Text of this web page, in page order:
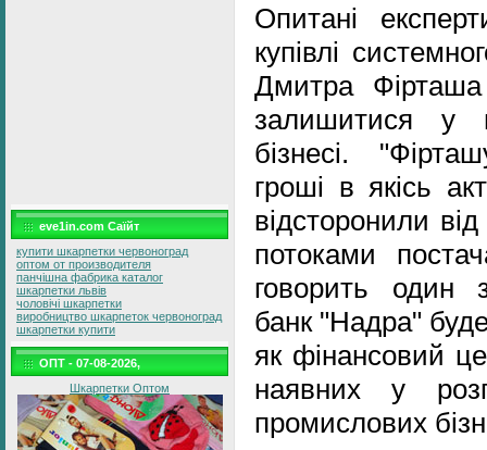
eve1in.com Саїйт
купити шкарпетки червоноград
оптом от производителя
панчішна фабрика каталог
шкарпетки львів
чоловічі шкарпетки
виробництво шкарпеток червоноград
шкарпетки купити
ОПТ - 07-08-2026,
Шкарпетки Оптом
Опитані
купівлі
Дмитра
залишитися у
бізнесі.
гроші в якісь
відсторонили
потоками
говорить один
банк "Надра"
як фінансовий
наявних у
промислових